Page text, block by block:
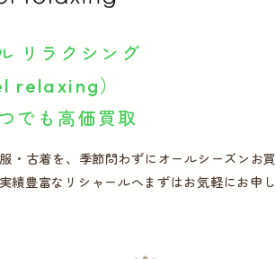
リラクシング
relaxing）
でも高価買取
古着を、季節問わずにオールシーズンお
績豊富なリシャールへまずはお気軽にお申